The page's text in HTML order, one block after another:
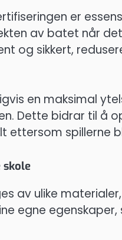
er
av batet når
og sikkert,
en maksimal
Dette bidrar til å
ettersom spillerne
av ulike
egne egenskaper,